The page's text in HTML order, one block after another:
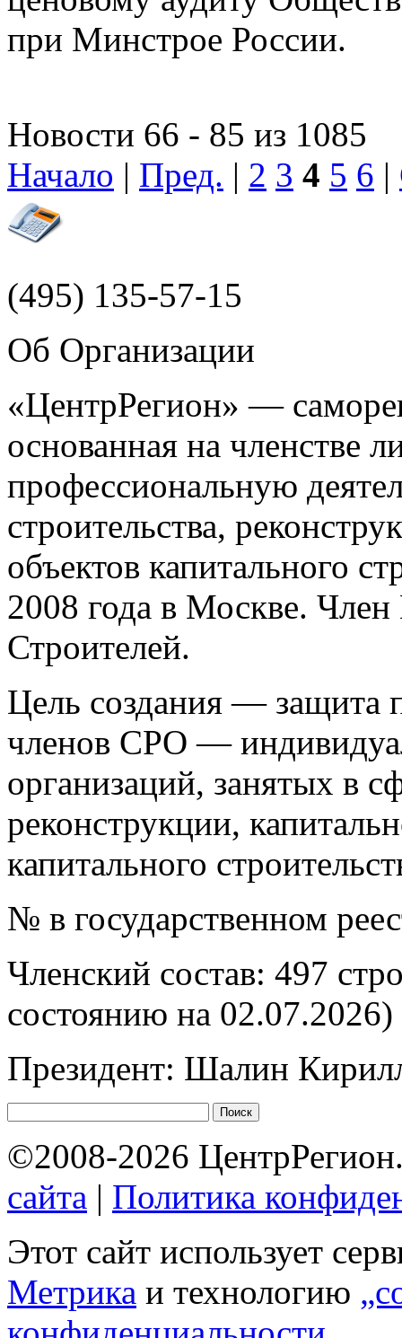
при Минстрое России.
Новости 66 - 85 из 1085
Начало | Пред. | 2 3 4 5 6 |
(495) 135-57-15
Об Организации
«ЦентрРегион» —
основанная на членстве
профессиональную
строительства,
объектов капитального
2008 года в Москве.
Строителей.
Цель создания — защита
членов СРО —
организаций, занятых в
реконструкции,
капитального
№ в государственном
Членский состав: 497
состоянию на 02.07.2026)
Президент: Шалин
©2008-2026
сайта | Политика
Этот сайт использует
Метрика и технологию